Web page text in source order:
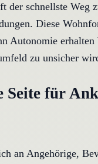
der schnellste Weg
Diese
Autonomie
zu unsicher
Seite für
an Angehörige,